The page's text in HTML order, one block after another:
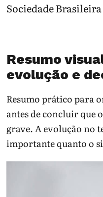
Sociedade
Resumo
evolução e
Resumo prático para
antes de concluir que
grave. A evolução no
importante quanto o